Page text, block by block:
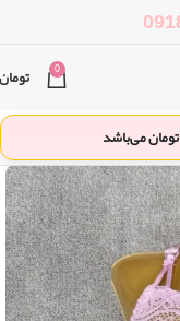
0 تومان
تومان می‌باشد